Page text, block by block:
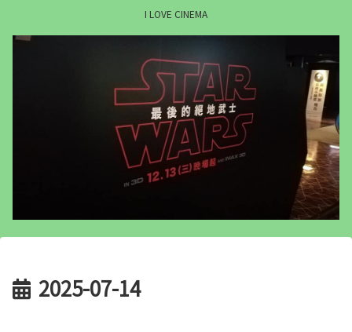
I LOVE CINEMA
2025-07-14